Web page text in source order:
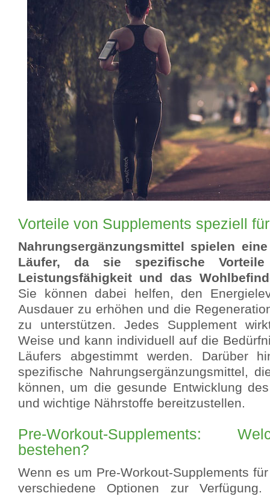
Vorteile von Supplements speziell
Nahrungsergänzungsmittel spielen
Läufer, da sie spezifische
Leistungsfähigkeit und das
Sie können dabei helfen, den
Ausdauer zu erhöhen und die
zu unterstützen. Jedes Supplement
Weise und kann individuell auf die
Läufers abgestimmt werden. Darüber
spezifische Nahrungsergänzungsmittel,
können, um die gesunde Entwicklung
und wichtige Nährstoffe bereitzustellen.
Pre-Workout-Supplements:
bestehen?
Wenn es um Pre-Workout-Supplements
verschiedene Optionen zur